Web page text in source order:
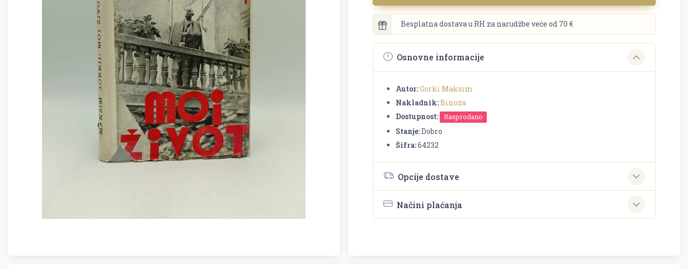
Besplatna dostava u RH za narudžbe veće od 70 €
Osnovne informacije
Autor:Gorki Maksim
Nakladnik:Binoza
Dostupnost:
Rasprodano
Stanje:Dobro
Šifra:64232
Opcije dostave
Načini plaćanja